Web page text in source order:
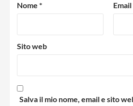
Nome * Email
Sito web
Salva il mio nome, email e sito